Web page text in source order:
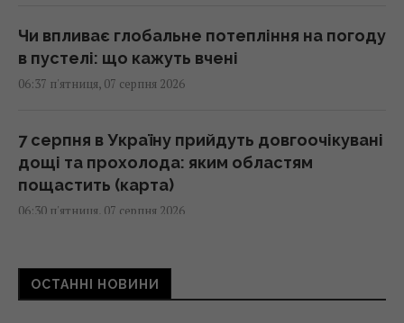
Чи впливає глобальне потепління на погоду
в пустелі: що кажуть вчені
06:37 п'ятниця, 07 серпня 2026
7 серпня в Україну прийдуть довгоочікувані
дощі та прохолода: яким областям
пощастить (карта)
06:30 п'ятниця, 07 серпня 2026
Експерт вимкнув одне налаштування
Android – і смартфон перестав
ОСТАННІ НОВИНИ